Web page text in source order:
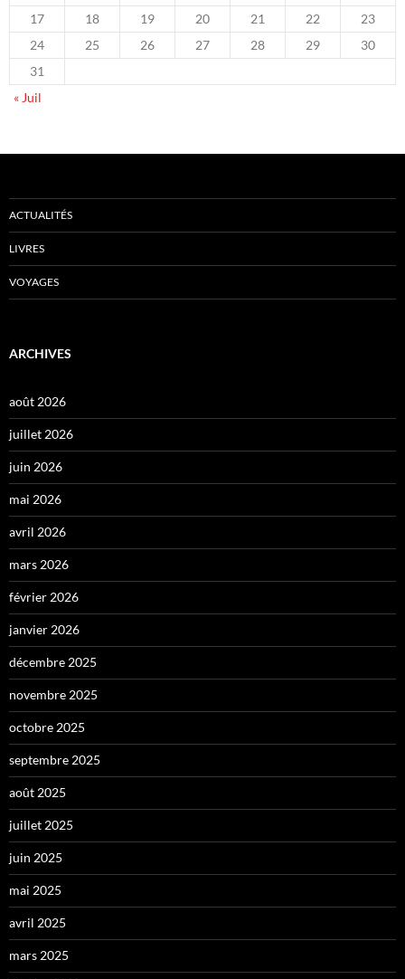
17
18 19 20 21 22
23
24
25 26 27 28 29
30
31
« Juil
ACTUALITÉS
LIVRES
VOYAGES
ARCHIVES
août 2026
juillet 2026
juin 2026
mai 2026
avril 2026
mars 2026
février 2026
janvier 2026
décembre 2025
novembre 2025
octobre 2025
septembre 2025
août 2025
juillet 2025
juin 2025
mai 2025
avril 2025
mars 2025